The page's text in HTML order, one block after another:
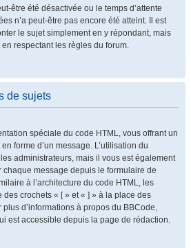
être été désactivée ou le temps d’attente
n’a peut-être pas encore été atteint. Il est
le sujet simplement en y répondant, mais
respectant les règles du forum.
de sujets
spéciale du code HTML, vous offrant un
forme d’un message. L’utilisation du
administrateurs, mais il vous est également
message depuis le formulaire de
à l’architecture du code HTML, les
crochets « [ » et « ] » à la place des
d’informations à propos du BBCode,
est accessible depuis la page de rédaction.